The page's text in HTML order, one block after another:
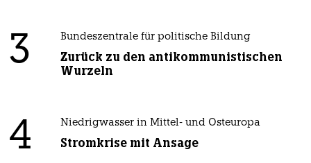
3 Bundeszentrale für politische Bildung
Zurück zu den antikommunistischen
Wurzeln
4 Niedrigwasser in Mittel- und Osteuropa
Stromkrise mit Ansage